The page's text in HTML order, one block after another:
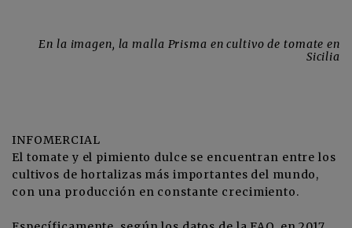
En la imagen, la malla Prisma en cultivo de tomate en
Sicilia
INFOMERCIAL
El tomate y el pimiento dulce se encuentran entre los
cultivos de hortalizas más importantes del mundo,
con una producción en constante crecimiento.